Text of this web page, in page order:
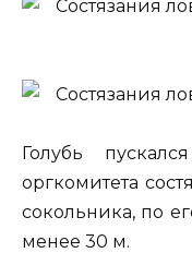
Голубь
оргкомитета
сокольника, по
менее 30 м.